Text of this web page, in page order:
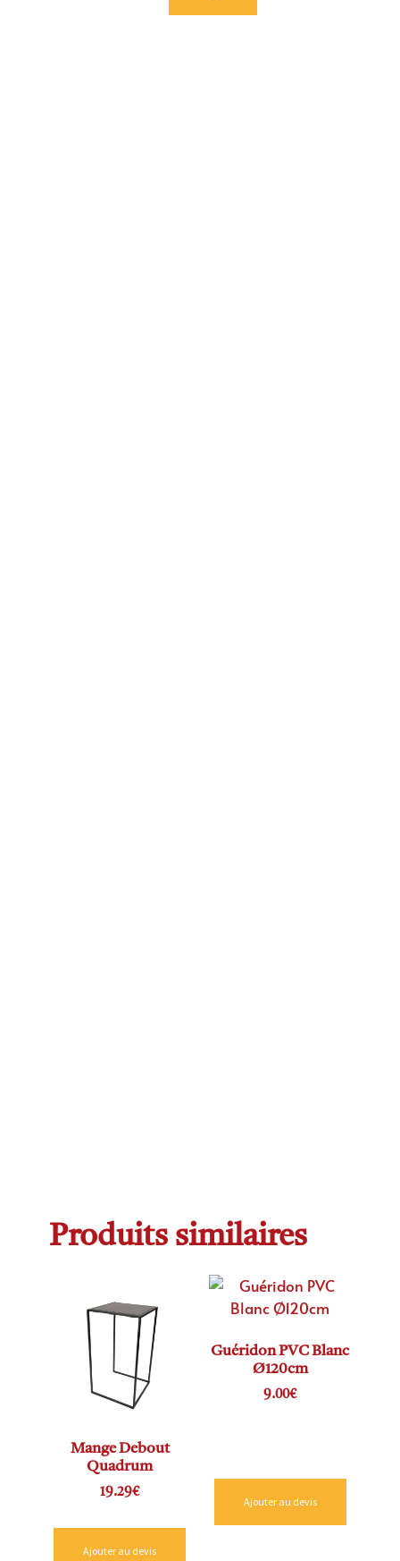
Produits similaires
Mange Debout
Quadrum
19.29€
Ajouter au devis
Guéridon PVC Blanc
Ø120cm
9.00€
Ajouter au devis